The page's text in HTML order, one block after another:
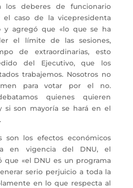
los deberes de funcionario
caso de la vicepresidenta
y agregó que «lo que se ha
el límite de las sesiones,
de extraordinarias, esto
del Ejecutivo, que los
trabajemos. Nosotros no
para votar por el no.
quienes quieren
si son mayoría se hará en el
son los efectos económicos
en vigencia del DNU, el
que «el DNU es un programa
serio perjuicio a toda la
en lo que respecta al